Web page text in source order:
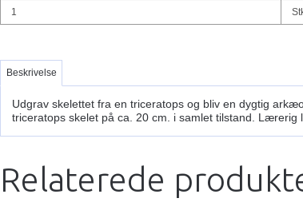
Beskrivelse
Udgrav skelettet fra en triceratops og bliv en dygtig
triceratops skelet på ca. 20 cm. i samlet tilstand. Lærerig
Relaterede